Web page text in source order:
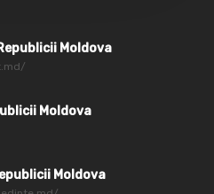
Moldova
Moldova
Moldova